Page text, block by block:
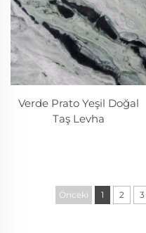
Verde Prato Yeşil Doğal
Taş Levha
Önceki 1 2 3